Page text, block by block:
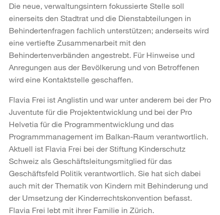
Die neue, verwaltungsintern fokussierte Stelle soll
einerseits den Stadtrat und die Dienstabteilungen in
Behindertenfragen fachlich unterstützen; anderseits wird
eine vertiefte Zusammenarbeit mit den
Behindertenverbänden angestrebt. Für Hinweise und
Anregungen aus der Bevölkerung und von Betroffenen
wird eine Kontaktstelle geschaffen.
Flavia Frei ist Anglistin und war unter anderem bei der Pro
Juventute für die Projektentwicklung und bei der Pro
Helvetia für die Programmentwicklung und das
Programmmanagement im Balkan-Raum verantwortlich.
Aktuell ist Flavia Frei bei der Stiftung Kinderschutz
Schweiz als Geschäftsleitungsmitglied für das
Geschäftsfeld Politik verantwortlich. Sie hat sich dabei
auch mit der Thematik von Kindern mit Behinderung und
der Umsetzung der Kinderrechtskonvention befasst.
Flavia Frei lebt mit ihrer Familie in Zürich.